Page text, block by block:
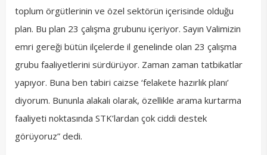
toplum örgütlerinin ve özel sektörün içerisinde olduğu
plan. Bu plan 23 çalışma grubunu içeriyor. Sayın Valimizin
emri gereği bütün ilçelerde il genelinde olan 23 çalışma
grubu faaliyetlerini sürdürüyor. Zaman zaman tatbikatlar
yapıyor. Buna ben tabiri caizse ‘felakete hazırlık planı’
diyorum. Bununla alakalı olarak, özellikle arama kurtarma
faaliyeti noktasında STK’lardan çok ciddi destek
görüyoruz” dedi.